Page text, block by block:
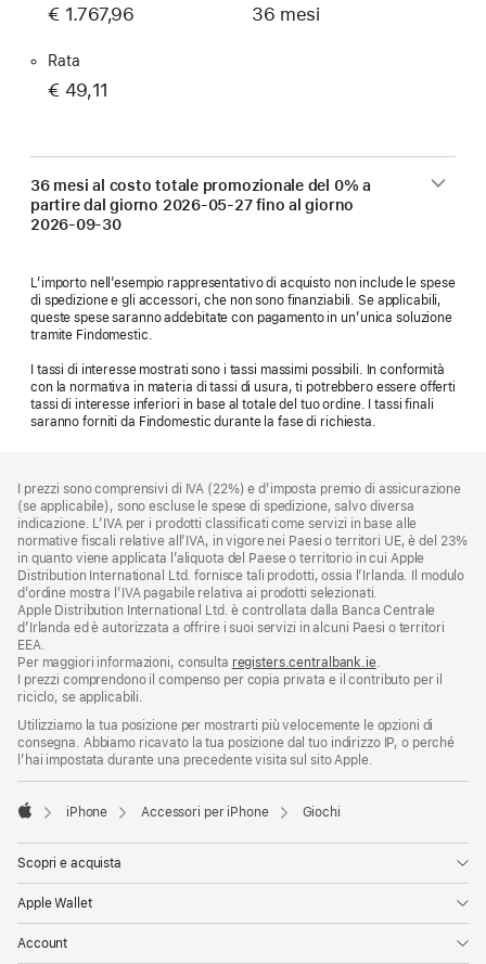
€ 1.767,96 36 mesi
Rata
€ 49,11
36 mesi al costo totale promozionale del 0% a
partire dal giorno 2026-05-27fino al giorno
2026-09-30
L’importo nell’esempio rappresentativo di acquisto non include le spese
di spedizione e gli accessori, che non sono finanziabili. Se applicabili,
queste spese saranno addebitate con pagamento in un’unica soluzione
tramite Findomestic.
I tassi di interesse mostrati sono i tassi massimi possibili. In conformità
con la normativa in materia di tassi di usura, ti potrebbero essere offerti
tassi di interesse inferiori in base al totale del tuo ordine. I tassi finali
saranno forniti da Findomestic durante la fase di richiesta.
di
pagina
a
piè
di
pagina
I prezzi sono comprensivi di IVA (22%) e d’imposta premio di assicurazione
(se applicabile), sono escluse le spese di spedizione, salvo diversa
indicazione. L’IVA per i prodotti classificati come servizi in base alle
normative fiscali relative all’IVA, in vigore nei Paesi o territori UE, è del 23%
in quanto viene applicata l’aliquota del Paese o territorio in cui Apple
Distribution International Ltd. fornisce tali prodotti, ossia l’Irlanda. Il modulo
d’ordine mostra l’IVA pagabile relativa ai prodotti selezionati.
Apple Distribution International Ltd. è controllata dalla Banca Centrale
d’Irlanda ed è autorizzata a offrire i suoi servizi in alcuni Paesi o territori
EEA.
Per maggiori informazioni, consulta registers.centralbank.ie.
I prezzi comprendono il compenso per copia privata e il contributo per il
riciclo, se applicabili.
Utilizziamo la tua posizione per mostrarti più velocemente le opzioni di
consegna. Abbiamo ricavato la tua posizione dal tuo indirizzo IP, o perché
l’hai impostata durante una precedente visita sul sito Apple.
iPhone Accessori per iPhone Giochi
Scopri e acquista
Apple Wallet
Account